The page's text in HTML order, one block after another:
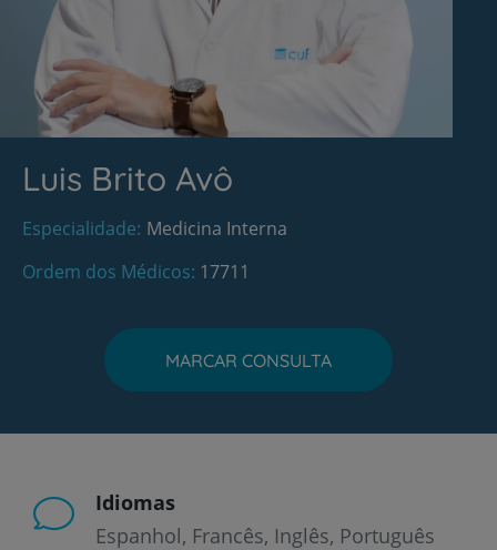
Luis Brito Avô
Especialidade Medicina Interna
Ordem dos Médicos 17711
MARCAR CONSULTA
Idiomas
Espanhol Francês Inglês Português